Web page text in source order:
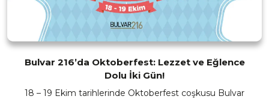
Bulvar 216’da Oktoberfest: Lezzet ve Eğlence
Dolu İki Gün!
18 – 19 Ekim tarihlerinde Oktoberfest coşkusu Bulvar